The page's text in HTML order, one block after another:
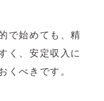
で始めても、精
く、安定収入に
くべきです。